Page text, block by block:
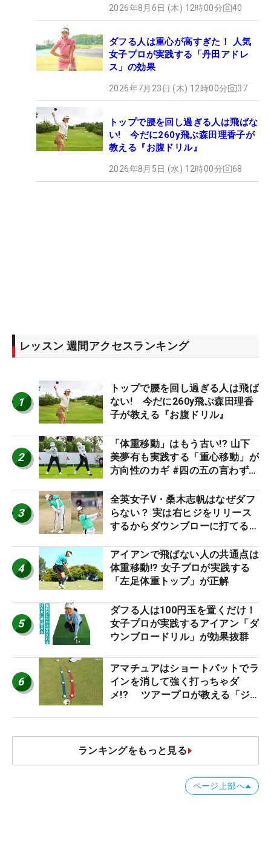
2026年8月6日 (木) 12時00分 40
ダフる人は重心が高すぎた！ 人気
女子プロが実践する「丹田アドレ
ス」の効果
2026年7月23日 (木) 12時00分 37
トップで腰を回し過ぎる人は飛ばな
い! 今だに260y飛ぶ森田理香子が
教える『お腹ドリル』
2026年8月5日 (水) 12時00分 68
レッスン 週間アクセスランキング
1
トップで腰を回し過ぎる人は飛ば
ない! 今だに260y飛ぶ森田理香
子が教える『お腹ドリル』
2
「体重移動」はもう古い!? 山下
美夢有も実践する「重心移動」が
方向性のカギ #四の五の言わず振
3
全英女子V・桑木志帆はなぜダフ
らない？ 実は右ヒジをリリース
するからダウンブローに打てる #
4
アイアンで飛ばない人の共通点は
体重移動!? 女子プロが実践する
「左足体重トップ」が正解
5
ダフる人は100円玉を置くだけ！
女子プロが実践するアイアン「ダ
ウンブロードリル」が効果抜群
6
アマチュアはショートパットでラ
インを消して強く打っちゃダ
メ!? ツアープロが教える「ジ
減するワケ
ランキングをもっと見る
ページ上部へ